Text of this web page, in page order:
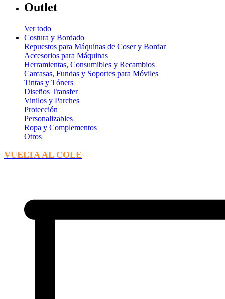
Outlet
Ver todo
Costura y Bordado
Repuestos para Máquinas de Coser y Bordar
Accesorios para Máquinas
Herramientas, Consumibles y Recambios
Carcasas, Fundas y Soportes para Móviles
Tintas y Tóners
Diseños Transfer
Vinilos y Parches
Protección
Personalizables
Ropa y Complementos
Otros
VUELTA AL COLE